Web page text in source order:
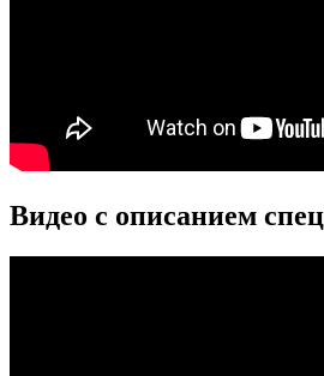
Видео с описанием